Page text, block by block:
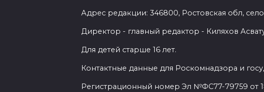
Адрес редакции: 346800, Ростовская обл,
Директор - главный редактор - Киляхов
Для детей старше 16 лет.
Контактные данные для Роскомнадзора и
Регистрационный номер Эл №ФС77-79759 от